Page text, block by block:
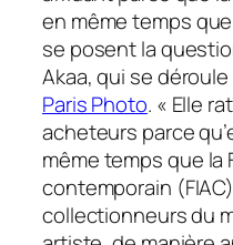
en même temps que
se posent la
Akaa, qui se
Paris Photo. « Elle
acheteurs parce
même temps que la
contemporain
collectionneurs du